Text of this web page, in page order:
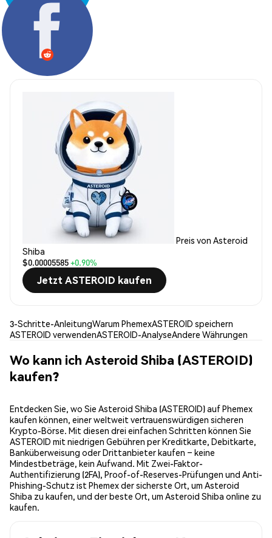
Teilen:
Preis von Asteroid
Shiba
$0.00005585+0.90%
Jetzt ASTEROID kaufen
3-Schritte-AnleitungWarum PhemexASTEROID speichern
ASTEROID verwendenASTEROID-AnalyseAndere Währungen
Wo kann ich Asteroid Shiba (ASTEROID)
kaufen?
Entdecken Sie, wo Sie Asteroid Shiba (ASTEROID) auf Phemex
kaufen können, einer weltweit vertrauenswürdigen sicheren
Krypto-Börse. Mit diesen drei einfachen Schritten können Sie
ASTEROID mit niedrigen Gebühren per Kreditkarte, Debitkarte,
Banküberweisung oder Drittanbieter kaufen – keine
Mindestbeträge, kein Aufwand. Mit Zwei-Faktor-
Authentifizierung (2FA), Proof-of-Reserves-Prüfungen und Anti-
Phishing-Schutz ist Phemex der sicherste Ort, um Asteroid
Shiba zu kaufen, und der beste Ort, um Asteroid Shiba online zu
kaufen.